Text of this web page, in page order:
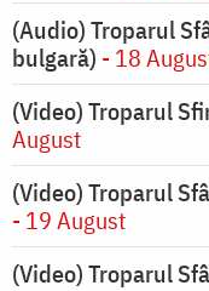
(Audio) Troparul
bulgară) - 18
(Video) Troparul
August
(Video) Troparul
- 19 August
(Video) Troparul